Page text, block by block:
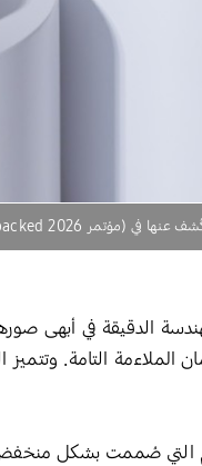
وإجراء 10,000 محاكاة لضمان
التي صُممت بشكل منخفض